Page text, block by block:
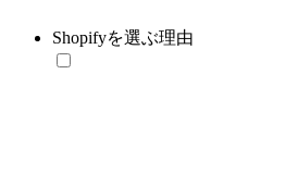
Shopifyを選ぶ理由